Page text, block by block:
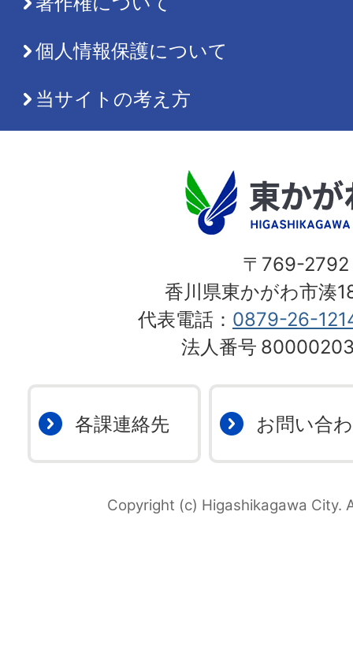
個人情報保護について
当サイトの考え方
〒769-2792
香川県東かがわ市湊
代表電話： 0879-26-
法人番号
各課連絡先 お問い合
Copyright (c) Higashikagawa City.